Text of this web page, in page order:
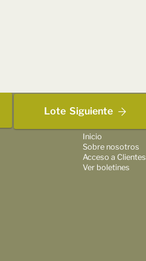
Lote Siguiente
Inicio
Sobre nosotros
Acceso a Clientes
Ver boletines